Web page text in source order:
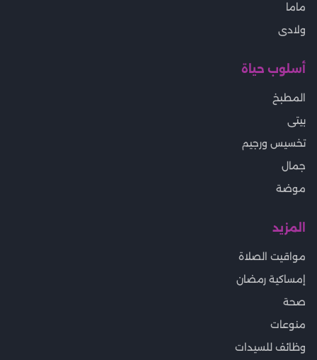
ماما
ولادى
أسلوب حياة
المطبخ
بيتى
تخسيس ورجيم
جمال
موضة
المزيد
مواقيت الصلاة
إمساكية رمضان
صحة
منوعات
وظائف للسيدات